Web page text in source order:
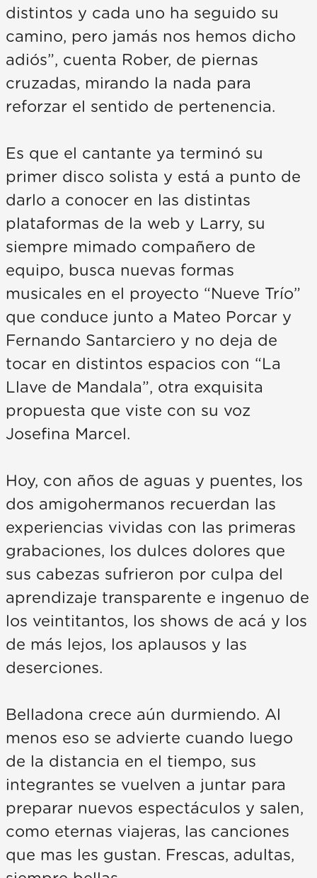
distintos y cada uno ha seguido su
camino, pero jamás nos hemos dicho
adiós”, cuenta Rober, de piernas
cruzadas, mirando la nada para
reforzar el sentido de pertenencia.
Es que el cantante ya terminó su
primer disco solista y está a punto de
darlo a conocer en las distintas
plataformas de la web y Larry, su
siempre mimado compañero de
equipo, busca nuevas formas
musicales en el proyecto “Nueve Trío”
que conduce junto a Mateo Porcar y
Fernando Santarciero y no deja de
tocar en distintos espacios con “La
Llave de Mandala”, otra exquisita
propuesta que viste con su voz
Josefina Marcel.
Hoy, con años de aguas y puentes, los
dos amigohermanos recuerdan las
experiencias vividas con las primeras
grabaciones, los dulces dolores que
sus cabezas sufrieron por culpa del
aprendizaje transparente e ingenuo de
los veintitantos, los shows de acá y los
de más lejos, los aplausos y las
deserciones.
Belladona crece aún durmiendo. Al
menos eso se advierte cuando luego
de la distancia en el tiempo, sus
integrantes se vuelven a juntar para
preparar nuevos espectáculos y salen,
como eternas viajeras, las canciones
que mas les gustan. Frescas, adultas,